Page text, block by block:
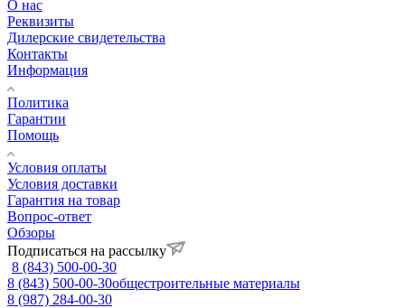
О нас
Реквизиты
Дилерские свидетельства
Контакты
Информация
Политика
Гарантии
Помощь
Условия оплаты
Условия доставки
Гарантия на товар
Вопрос-ответ
Обзоры
Подписаться на рассылку
8 (843) 500-00-30
8 (843) 500-00-30общестроительные материалы
8 (987) 284-00-30